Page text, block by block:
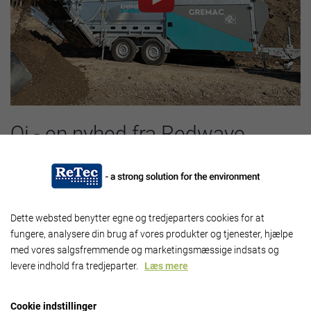
Qi - en nyhed fra Redwave
- analyserer materialets kvalitet og øger anlæggets effektivitet
Redwave Qi er et yderst præcist og intelligent kvalitetssystem, som
materialeprøver. Dette sikrer materialets kvalitet og øger anlæggets
produktivitet.
Fordelene ved Redwave Qi er:
Dette websted benytter egne og tredjeparters cookies for at
fungere, analysere din brug af vores produkter og tjenester, hjælpe
med vores salgsfremmende og marketingsmæssige indsats og
levere indhold fra tredjeparter. Læs mere
Cookie indstillinger